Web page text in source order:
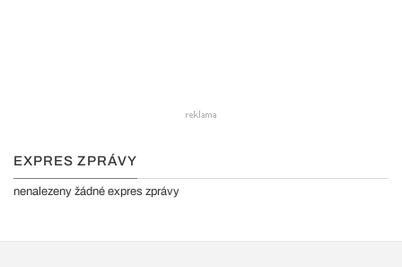
EXPRES ZPRÁVY
nenalezeny žádné expres zprávy